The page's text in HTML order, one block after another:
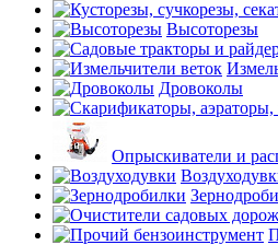
Высоторезы
Дровоколы
Опрыскиватели и